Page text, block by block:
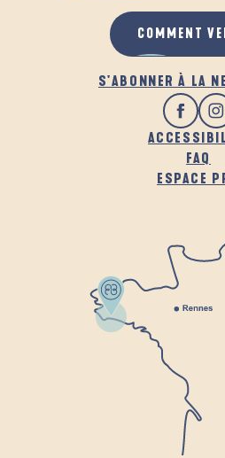
S'ABONNER À LA
FAQ
ESPACE
COMMENT